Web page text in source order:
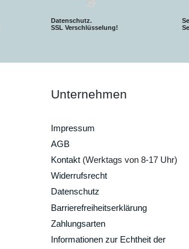
Datenschutz.
SSL Verschlüsselung!
S
Unternehmen
Impressum
AGB
Kontakt (Werktags von 8-17 Uhr)
Widerrufsrecht
Datenschutz
Barrierefreiheitserklärung
Zahlungsarten
Informationen zur Echtheit der